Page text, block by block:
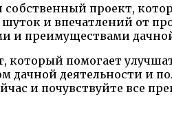
собственный проект,
и впечатлений от
и преимуществами
помогает
дачной деятельности и
и почувствуйте все